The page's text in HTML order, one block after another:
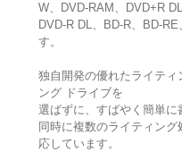
W、DVD-RAM、DVD+R DL
DVD-R DL、BD-R、BD-
す。
独自開発の優れたライテ
ング ドライブを
選ばずに、すばやく簡単に
同時に複数のライティン
応しています。